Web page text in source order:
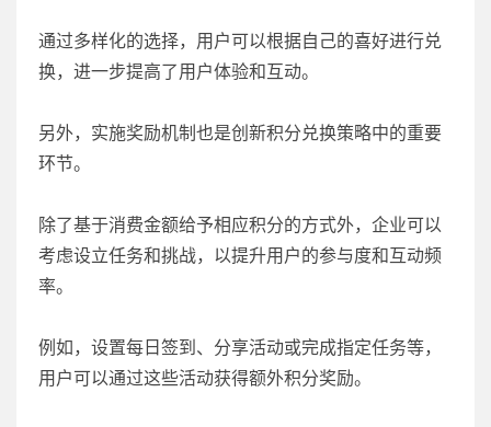
通过多样化的选择，用户可以根据自己的喜好进行兑
换，进一步提高了用户体验和互动。
另外，实施奖励机制也是创新积分兑换策略中的重要
环节。
除了基于消费金额给予相应积分的方式外，企业可以
考虑设立任务和挑战，以提升用户的参与度和互动频
率。
例如，设置每日签到、分享活动或完成指定任务等，
用户可以通过这些活动获得额外积分奖励。